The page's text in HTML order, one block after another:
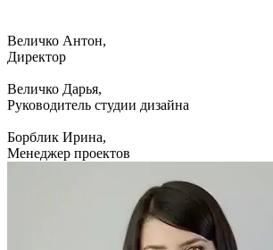
Величко Антон,
Директор
Величко Дарья,
Руководитель студии дизайна
Борблик Ирина,
Менеджер проектов